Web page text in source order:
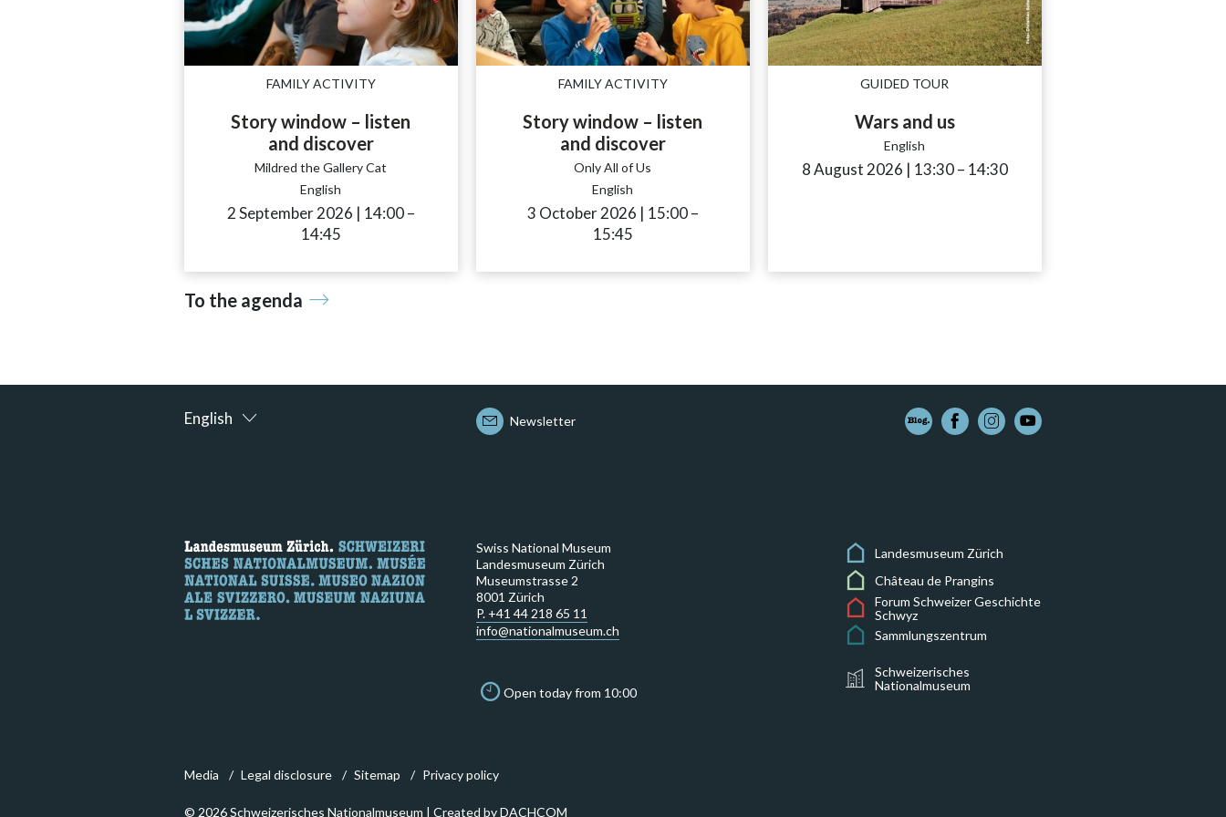
FAMILY ACTIVITY
Story window – listen
and discover
Mildred the Gallery Cat
English
2 September 2026 | 14:00accessibility.time_to
–
14:45
FAMILY ACTIVITY
Story window – listen
and discover
Only All of Us
English
3 October 2026 | 15:00accessibility.time_to
–
15:45
GUIDED TOUR
Wars and us
English
8 August 2026 | 13:30accessibility.time_to
– 14:30
To the agenda
English Newsletter
Swiss National Museum
Landesmuseum Zürich
Museumstrasse 2
8001 Zürich
P. +41 44 218 65 11
info@nationalmuseum.ch
Open today from 10:00
Landesmuseum Zürich
Château de Prangins
Forum Schweizer Geschichte
Schwyz
Sammlungszentrum
Schweizerisches
Nationalmuseum
Media Legal disclosure Sitemap Privacy policy
© 2026 Schweizerisches Nationalmuseum | Created byDACHCOM